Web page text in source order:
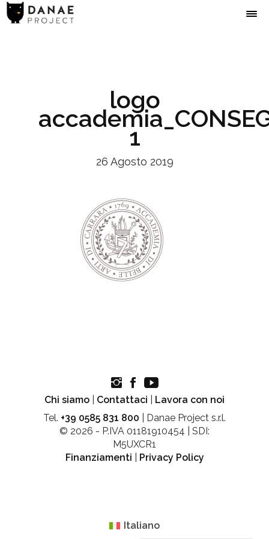
logo
1
26 Agosto 2019
Chi siamo Contattaci
Lavora con noi
Tel. +39 0585 831 800 | Danae Project s.r.l.
© 2026 - P.IVA 01181910454 | SDI:
M5UXCR1
Finanziamenti
Privacy Policy
Italiano